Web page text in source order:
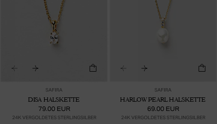
SAFIRA
DISA HALSKETTE
79.00 EUR
24K VERGOLDETES STERLINGSILBER
SAFIRA
HARLOW PEARL HALSKETTE
69.00 EUR
24K VERGOLDETES STERLINGSILBER